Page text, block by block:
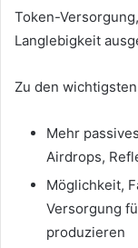
Token-
Langlebigkeit
Zu den
Mehr
Airdrops,
Möglichkeit,
Versorgung
produzieren